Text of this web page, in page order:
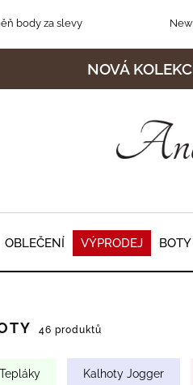
body za slevy
NOVÁ
OBLEČENÍ VÝPRODEJ BOTY
46 produktů
Tepláky Kalhoty Jogger